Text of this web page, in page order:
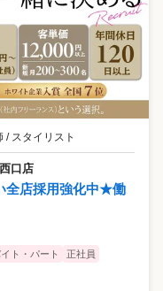
/ スタイリスト
口店
全店採用強化中★働
ト・パート
正社員